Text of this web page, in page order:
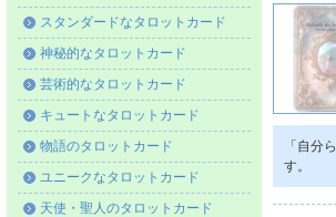
スタンダードなタロットカード
神秘的なタロットカード
芸術的なタロットカード
キュートなタロットカード
物語のタロットカード
ユニークなタロットカード
天使・聖人のタロットカード
「自分
す。